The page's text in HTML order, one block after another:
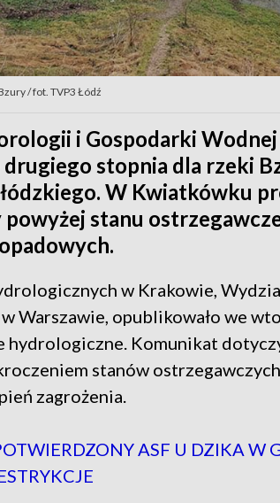
/ fot. TVP3 Łódź
i Gospodarki Wodnej
stopnia dla rzeki
W Kwiatkówku
stanu
w Krakowie,
Warszawie, opublikowało we
hydrologiczne. Komunikat
stanów
zagrożenia.
ASF U DZIKA W